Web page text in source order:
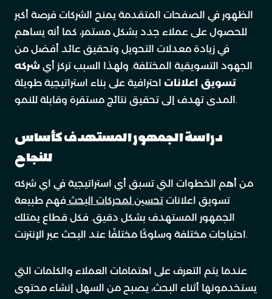
الظهور في الصفحات المتقدمة يمنح الشركات فرصة أكبر
للحصول على عملاء جدد بشكل مستمر، كما أنه يساهم
في زيادة معدلات التحويل وتحقيق عائد أفضل من
الجهود التسويقية المختلفة. ولهذا السبب تركز أي شركه
تسويق اعلانات احترافية على بناء استراتيجية طويلة
المدى تهدف إلى تحقيق نتائج مستقرة وقابلة للنمو.
دراسة الجمهور المستهدف كأساس
للنجاح
من أهم الخطوات التي تسبق أي استراتيجية في اي شركه
تسويق اعلانات تحسين لمحركات البحث فهم طبيعة
الجمهور المستهدف بشكل دقيق. فكل قطاع يمتلك
احتياجات مختلفة وسلوكًا مختلفًا عند البحث عبر الإنترنت.
عندما يتم التعرف على اهتمامات العملاء والكلمات التي
يستخدمونها أثناء البحث، يصبح من السهل إنشاء محتوى